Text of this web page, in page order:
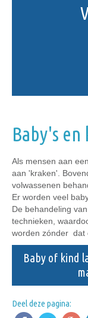
Baby's
Als mensen aan
aan 'kraken'.
volwassenen
Er worden veel
De behandeling
technieken,
worden zónder dat
Baby of kind
Deel deze pagina: